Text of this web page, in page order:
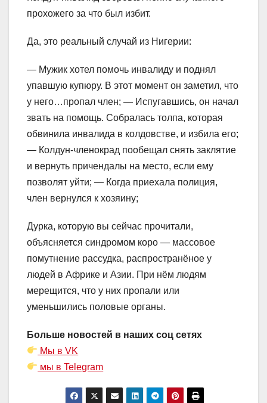
прохожего за что был избит.
Да, это реальный случай из Нигерии:
— Мужик хотел помочь инвалиду и поднял
упавшую купюру. В этот момент он заметил, что
у него…пропал член; — Испугавшись, он начал
звать на помощь. Собралась толпа, которая
обвинила инвалида в колдовстве, и избила его;
— Колдун-членокрад пообещал снять заклятие
и вернуть причендалы на место, если ему
позволят уйти; — Когда приехала полиция,
член вернулся к хозяину;
Дурка, которую вы сейчас прочитали,
объясняется синдромом коро — массовое
помутнение рассудка, распространёное у
людей в Африке и Азии. При нём людям
мерещится, что у них пропали или
уменьшились половые органы.
Больше новостей в наших соц сетях
Мы в VK
мы в Telegram